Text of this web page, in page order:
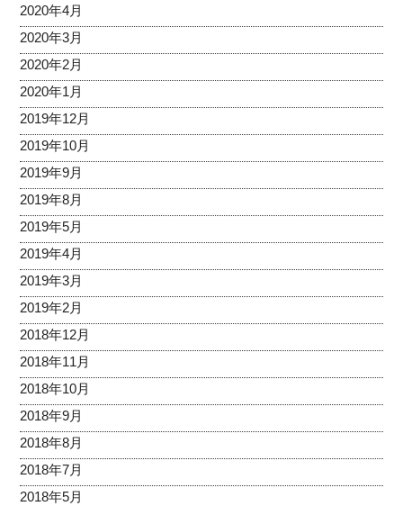
2020年4月
2020年3月
2020年2月
2020年1月
2019年12月
2019年10月
2019年9月
2019年8月
2019年5月
2019年4月
2019年3月
2019年2月
2018年12月
2018年11月
2018年10月
2018年9月
2018年8月
2018年7月
2018年5月